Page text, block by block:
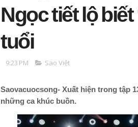
Ngọc tiết lộ
tuổi
9:23 PM Sao Việt
Saovacuocsong- Xuất hiện trong tập
những ca khúc buồn.